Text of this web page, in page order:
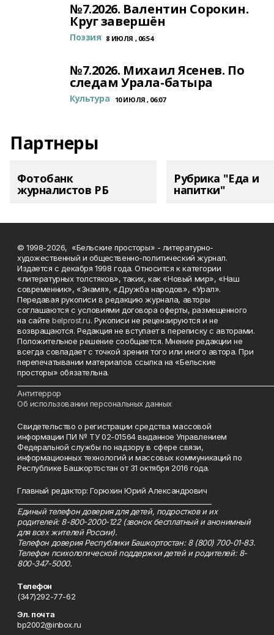
№7.2026. Валентин Сорокин.
Круг завершён
Поэзия 8 ИЮЛЯ , 06:54
№7.2026. Михаил Ясенев. По
следам Урала-батыра
Культура 10 ИЮЛЯ , 06:07
Партнеры
Фотобанк
журналистов РБ
Рубрика "Еда и
напитки"
© 1998-2026, «Бельские просторы» - литературно-
художественный и общественно-политический журнал.
Издается с декабря 1998 года. Относится к категории
«литературных толстяков», таких, как «Новый мир», «Наш
современник», «Знамя», «Дружба народов», «Урал».
Передавая рукописи в редакцию журнала, авторы
соглашаются с условиями договора оферты, размещенного
на сайтеbelprost.ru. Рукописи не рецензируются и не
возвращаются. Редакция не вступает в переписку с авторами.
Положительное решение сообщается. Мнение редакции не
всегда совпадает с точкой зрения того или иного автора. При
перепечатывании материалов ссылка на «Бельские
просторы» обязательна.
Антитеррор
Об использовании персональных данных
Свидетельство о регистрации средства массовой
информации ПИ № ТУ 02-01564 выданное Управлением
Федеральной службы по надзору в сфере связи,
информационных технологий и массовых коммуникаций по
Республике Башкортостан от 31 октября 2016 года.
Главный редактор: Горюхин Юрий Александрович
Единый телефон доверия для детей, подростков и их
родителей: 8-800-2000-122 (звонок бесплатный и анонимный
для всех жителей России).
Телефон доверия Республики Башкортостан: 8 (800) 700-01-83.
Телефон психологической поддержки детей и родителей: 8-
800-347-5000.
Телефон
(347)292-77-62
Эл. почта
bp2002@inbox.ru